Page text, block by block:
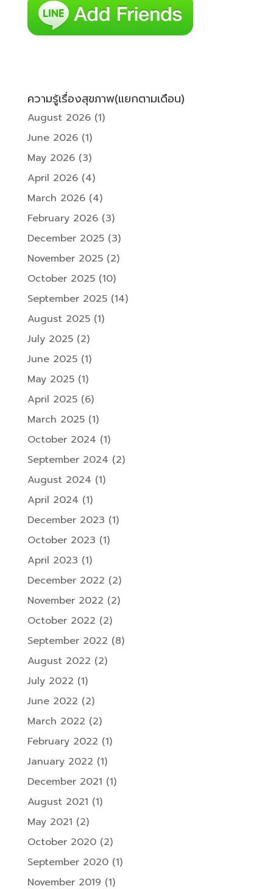
ความรู้เรื่องสุขภาพ(แยกตามเดือน)
August 2026(1)
June 2026(1)
May 2026(3)
April 2026(4)
March 2026(4)
February 2026(3)
December 2025(3)
November 2025(2)
October 2025(10)
September 2025(14)
August 2025(1)
July 2025(2)
June 2025(1)
May 2025(1)
April 2025(6)
March 2025(1)
October 2024 (1)
September 2024 (2)
August 2024 (1)
April 2024 (1)
December 2023 (1)
October 2023 (1)
April 2023 (1)
December 2022 (2)
November 2022 (2)
October 2022 (2)
September 2022 (8)
August 2022 (2)
July 2022 (1)
June 2022 (2)
March 2022 (2)
February 2022 (1)
January 2022 (1)
December 2021 (1)
August 2021 (1)
May 2021 (2)
October 2020(2)
September 2020(1)
November 2019 (1)